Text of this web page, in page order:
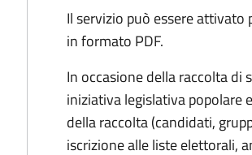
Il servizio può essere
in formato PDF.
In occasione della raccolta
iniziativa legislativa popolare
della raccolta (candidati,
iscrizione alle liste elettorali,